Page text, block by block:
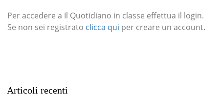
Per accedere a Il Quotidiano in classe effettua il login.
Se non sei registrato clicca qui per creare un account.
Articoli recenti